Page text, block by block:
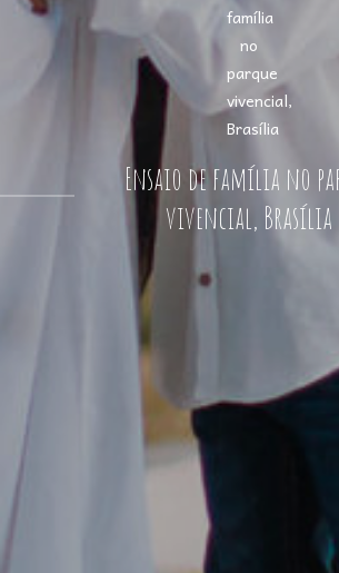
Ensaio de família no
vivencial, Brasília